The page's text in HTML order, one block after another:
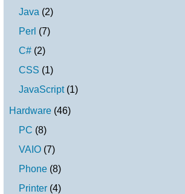
Java (2)
Perl (7)
C# (2)
CSS (1)
JavaScript (1)
Hardware (46)
PC (8)
VAIO (7)
Phone (8)
Printer (4)